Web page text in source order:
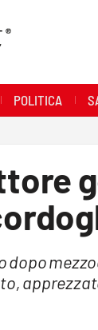
POLITICA
dopo